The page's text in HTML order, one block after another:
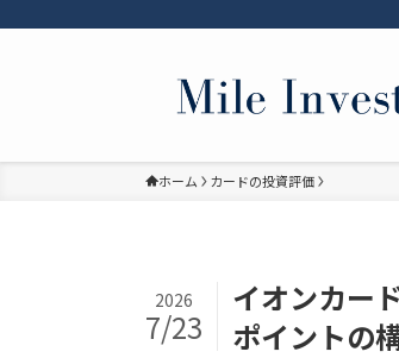
ホーム カードの投資評価
イオンカー
ポイントの
2026
7/23